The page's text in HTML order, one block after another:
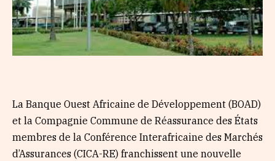
La Banque Ouest Africaine de Développement (BOAD)
et la Compagnie Commune de Réassurance des États
membres de la Conférence Interafricaine des Marchés
d’Assurances (CICA-RE) franchissent une nouvelle